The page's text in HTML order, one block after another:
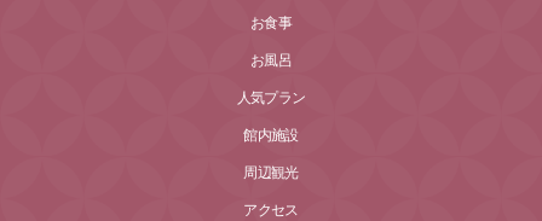
お食事
お風呂
人気プラン
館内施設
周辺観光
アクセス